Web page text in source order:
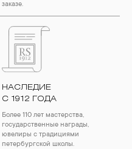
заказе.
НАСЛЕДИЕ
С 1912 ГОДА
Более 110 лет мастерства,
государственные награды,
ювелиры с традициями
петербургской школы.